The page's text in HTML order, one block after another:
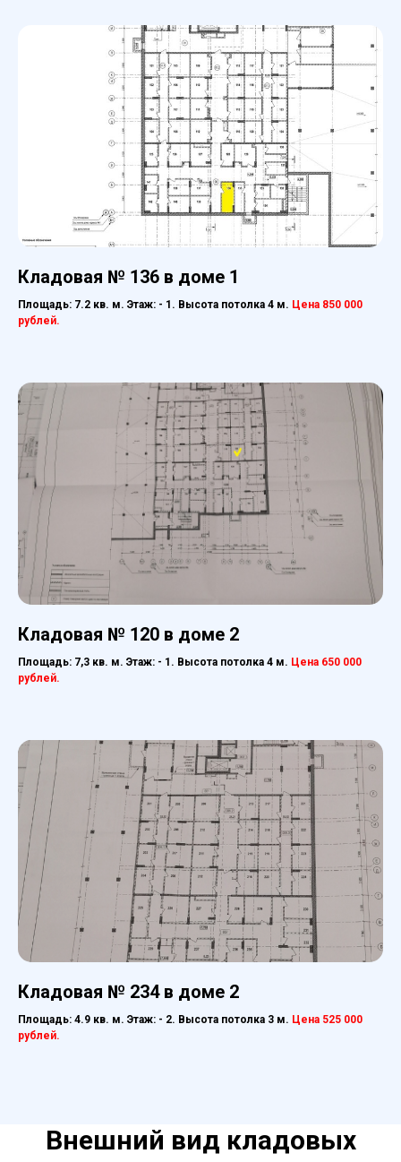
Кладовая № 136 в доме 1
Площадь: 7.2 кв. м. Этаж: - 1. Высота потолка 4 м. Цена 850 000
рублей.
Кладовая № 120 в доме 2
Площадь: 7,3 кв. м. Этаж: - 1. Высота потолка 4 м. Цена 650 000
рублей.
Кладовая № 234 в доме 2
Площадь: 4.9 кв. м. Этаж: - 2. Высота потолка 3 м. Цена 525 000
рублей.
Внешний вид кладовых